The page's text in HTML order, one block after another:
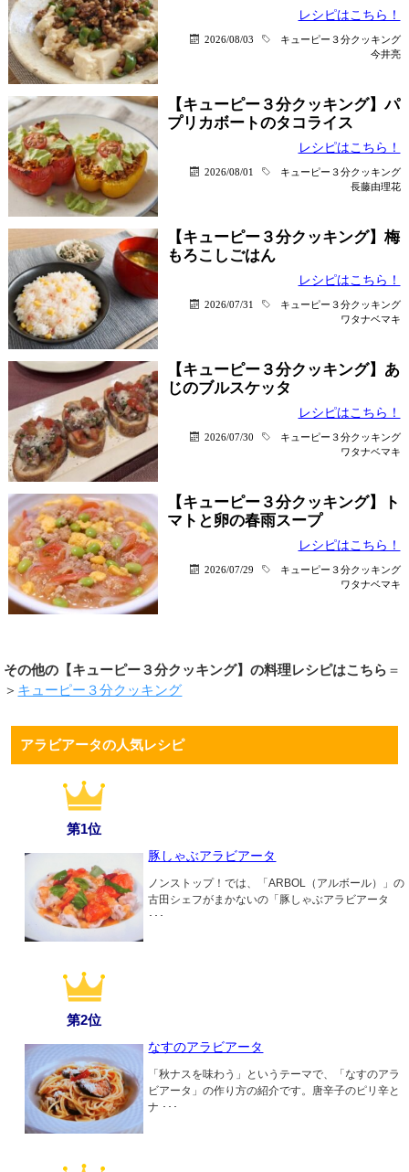
レシピはこちら！
2026/08/03
キューピー３分クッキング
今井亮
【キューピー３分クッキング】パ
プリカボートのタコライス
レシピはこちら！
2026/08/01
キューピー３分クッキング
長藤由理花
【キューピー３分クッキング】梅
もろこしごはん
レシピはこちら！
2026/07/31
キューピー３分クッキング
ワタナベマキ
【キューピー３分クッキング】あ
じのブルスケッタ
レシピはこちら！
2026/07/30
キューピー３分クッキング
ワタナベマキ
【キューピー３分クッキング】ト
マトと卵の春雨スープ
レシピはこちら！
2026/07/29
キューピー３分クッキング
ワタナベマキ
その他の【キューピー３分クッキング】の料理レシピはこちら ＝
＞ キューピー３分クッキング
アラビアータの人気レシピ
第1位
豚しゃぶアラビアータ
ノンストップ！では、「ARBOL（アルボール）」の
古田シェフがまかないの「豚しゃぶアラビアータ
･･･
第2位
なすのアラビアータ
「秋ナスを味わう」というテーマで、「なすのアラ
ビアータ」の作り方の紹介です。唐辛子のピリ辛と
ナ ･･･